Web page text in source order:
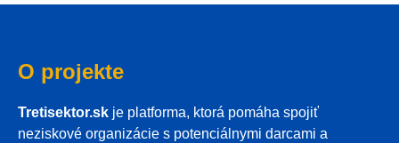
O projekte
Tretisektor.sk je platforma, ktorá pomáha spojiť
neziskové organizácie s potenciálnymi darcami a